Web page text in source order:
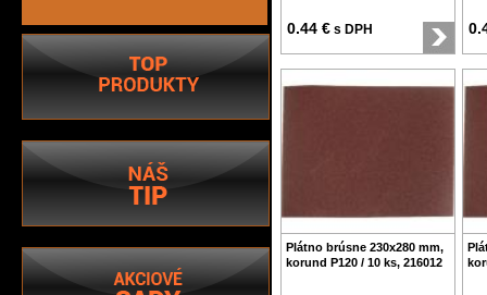
0.44 € s DPH
Plátno brúsne 230x280 mm,
korund P120 / 10 ks, 216012